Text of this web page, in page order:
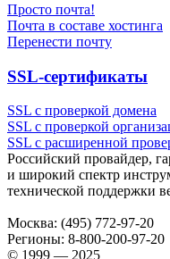
Просто почта!
Почта в составе хостинга
Перенести почту
SSL-сертификаты
SSL с проверкой домена
SSL с проверкой
SSL с расширенной
Российский провайдер,
и широкий спектр
технической поддержки
Москва: (495) 772-97-20
Регионы: 8-800-200-97-20
© 1999 — 2025